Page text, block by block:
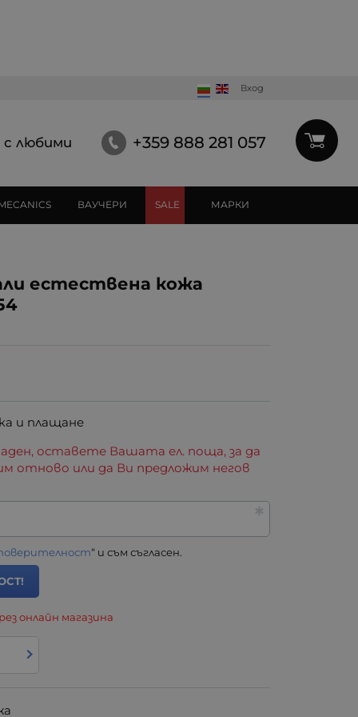
Вход
с любими +359 888 281 057
SALE
ВАУЧЕРИ МАРКИ
естествена кожа
и плащане
оставете Вашата ел. поща, за да
отново или да Ви предложим негов
“ и съм съгласен.
онлайн магазина